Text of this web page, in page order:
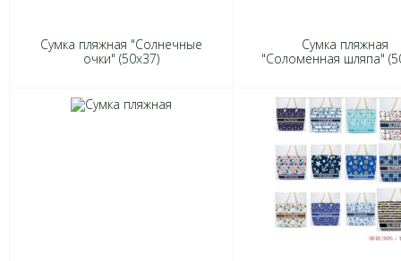
Сумка пляжная "Солнечные
очки" (50х37)
Сумка пляжная
"Соломенная шляпа"